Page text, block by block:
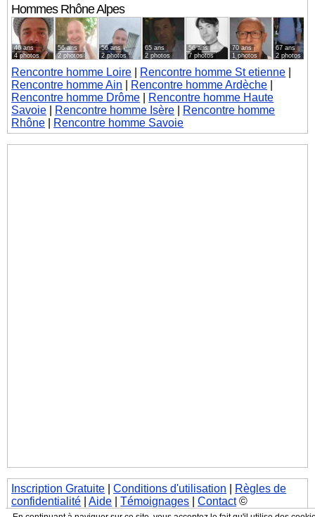
HommesRhône Alpes
46 ans
4 photos
56 ans
2 photos
56 ans
2 photos
65 ans
2 photos
56 ans
7 photos
70 ans
1 photos
67 ans
2 photos
Rencontre homme Loire Rencontre homme St etienne
Rencontre homme Ain
Rencontre homme Ardèche
Rencontre homme Drôme
Rencontre homme Haute
Savoie
Rencontre homme Isère
Rencontre homme
Rhône
Rencontre homme Savoie
Inscription Gratuite |Conditions d'utilisation
Règles de
confidentialité |Aide |Témoignages |Contact©
JeContacte.com, Tous droits réservés